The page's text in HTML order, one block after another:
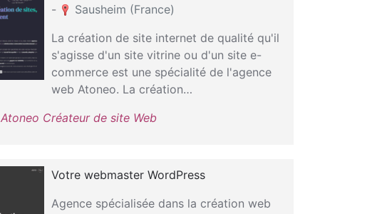
-
Sausheim (France)
La création de site internet de qualité qu'il
s'agisse d'un site vitrine ou d'un site e-
commerce est une spécialité de l'agence
web Atoneo. La création…
Atoneo Créateur de site Web
Votre webmaster WordPress
Agence spécialisée dans la création web